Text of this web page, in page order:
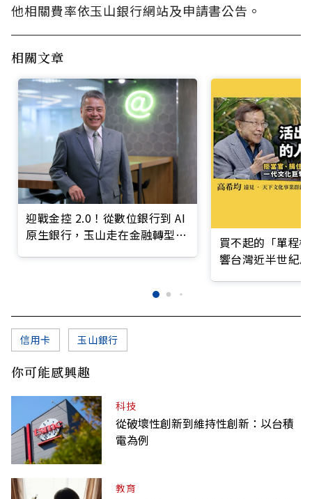
他相關費率依玉山銀行網站及申請書公告。
相關文章
迎戰金控 2.0！從數位銀行到 AI
原生銀行，玉山走在金融轉型最
買不起的「單程
響台灣近半世紀
信用卡 玉山銀行
你可能感興趣
科技
從破壞性創新到維持性創新：以台積
電為例
教育